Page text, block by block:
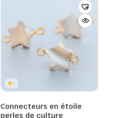
Connecteurs en étoile
perles de culture